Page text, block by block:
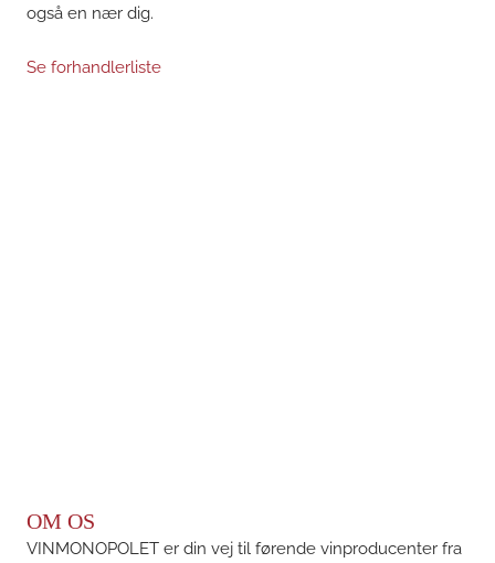
også en nær dig.
Se forhandlerliste
OM OS
VINMONOPOLET er din vej til førende vinproducenter fra